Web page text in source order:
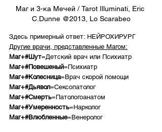
Маг и 3-ка Мечей / Tarot Illuminati, Eric
C.Dunne @2013, Lo Scarabeo
Здесь примерный ответ: НЕЙРОХИРУРГ
Другие врачи, представленные Магом:
Маг+#Шут=Детский врач или Психиатр
Маг+#Повешеный=Психиатр
Маг+#Колесница=Врач скорой помощи
Маг+#Дьявол=Сексопатолог
Маг+#Смерть=Патологоанатом
Маг+#Умеренность=Нарколог
Маг+#Влюбленные=Венеролог